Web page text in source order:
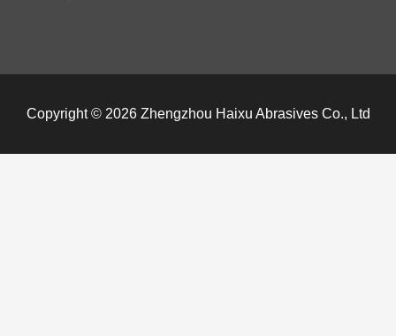
Copyright © 2026 Zhengzhou Haixu Abrasives Co., Ltd